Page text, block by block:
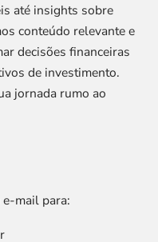
até insights sobre
conteúdo relevante e
decisões financeiras
de investimento.
jornada rumo ao
mail para: